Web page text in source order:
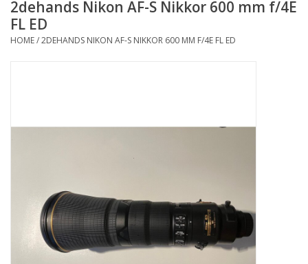
PROMO
Diensten
2dehands Nikon AF-S Nikkor 600 mm f/4E
FL ED
HOME/2DEHANDS NIKON AF-S NIKKOR 600 MM F/4E FL ED